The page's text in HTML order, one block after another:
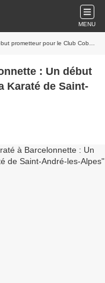
MENU
Club Cobra Karaté de Saint-André-les-Alpes
: Un début
Karaté de Saint-